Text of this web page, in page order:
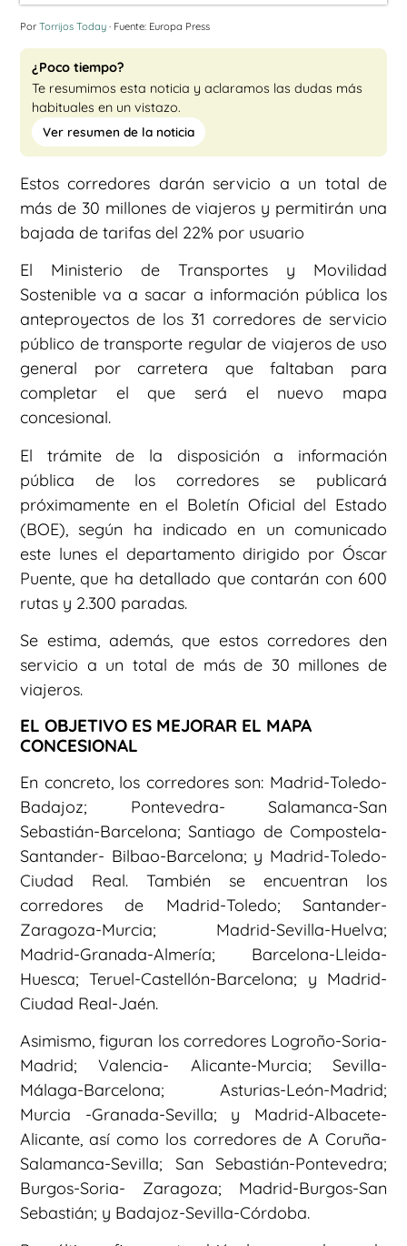
Por Torrijos Today · Fuente: Europa Press
¿Poco tiempo?
Te resumimos esta noticia y aclaramos las dudas más
habituales en un vistazo.
Ver resumen de la noticia
Estos corredores darán servicio a un total de
más de 30 millones de viajeros y permitirán una
bajada de tarifas del 22% por usuario
El Ministerio de Transportes y Movilidad
Sostenible va a sacar a información pública los
anteproyectos de los 31 corredores de servicio
público de transporte regular de viajeros de uso
general por carretera que faltaban para
completar el que será el nuevo mapa
concesional.
El trámite de la disposición a información
pública de los corredores se publicará
próximamente en el Boletín Oficial del Estado
(BOE), según ha indicado en un comunicado
este lunes el departamento dirigido por Óscar
Puente, que ha detallado que contarán con 600
rutas y 2.300 paradas.
Se estima, además, que estos corredores den
servicio a un total de más de 30 millones de
viajeros.
EL OBJETIVO ES MEJORAR EL MAPA
CONCESIONAL
En concreto, los corredores son: Madrid-Toledo-
Badajoz; Pontevedra- Salamanca-San
Sebastián-Barcelona; Santiago de Compostela-
Santander- Bilbao-Barcelona; y Madrid-Toledo-
Ciudad Real. También se encuentran los
corredores de Madrid-Toledo; Santander-
Zaragoza-Murcia; Madrid-Sevilla-Huelva;
Madrid-Granada-Almería; Barcelona-Lleida-
Huesca; Teruel-Castellón-Barcelona; y Madrid-
Ciudad Real-Jaén.
Asimismo, figuran los corredores Logroño-Soria-
Madrid; Valencia- Alicante-Murcia; Sevilla-
Málaga-Barcelona; Asturias-León-Madrid;
Murcia -Granada-Sevilla; y Madrid-Albacete-
Alicante, así como los corredores de A Coruña-
Salamanca-Sevilla; San Sebastián-Pontevedra;
Burgos-Soria- Zaragoza; Madrid-Burgos-San
Sebastián; y Badajoz-Sevilla-Córdoba.